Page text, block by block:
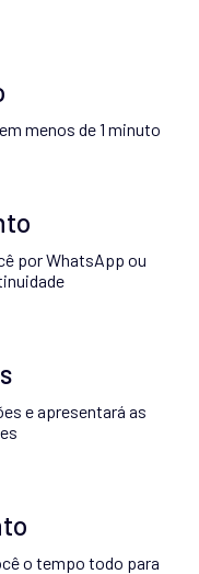
menos de 1 minuto
por WhatsApp ou
e apresentará as
o tempo todo para